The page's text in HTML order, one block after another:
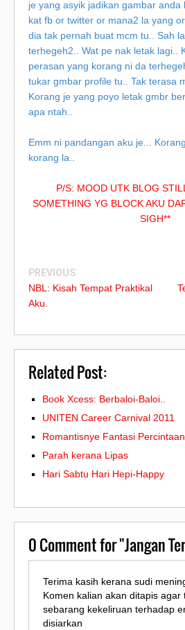
je yang asyik jadikan gambar
kat fb or twitter or mana2 la yang
dia tak pernah buat mcm tu.. Sah
terhegeh2.. Wat pe nak letak lagi..
perasan yang korang ni da
tukar gmbar profile tu.. Tak terasa
Korang je yang poyo letak gmbr
apa ntah..
Emm ni pandangan aku je...
korang la..
P/S: MOOD UTK BLOG
SOMETHING YG BLOCK AKU
SIGH**
PREVIOUS
NBL: Kisah Tempat Praktikal
Aku.
Related Post:
Book Xcess: Berbaloi-Baloi..
UNITEN Career Carnival 2011
Romantisnye Fantasi Percintaan
Parah kerana Lipas
Hari Sabtu Hari Hepi-Happy
0Comment for "Jangan
Terima kasih kerana sudi
Komen kalian akan ditapis agar
sebarang kekeliruan terhadap
disiarkan